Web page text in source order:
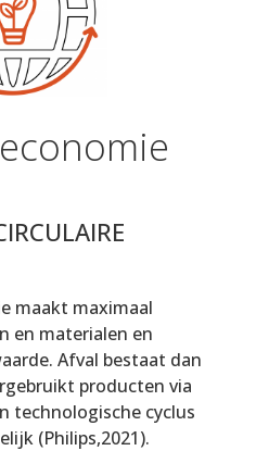
maakt maximaal
en materialen en
Afval bestaat dan
producten via
technologische cyclus
(Philips,2021).